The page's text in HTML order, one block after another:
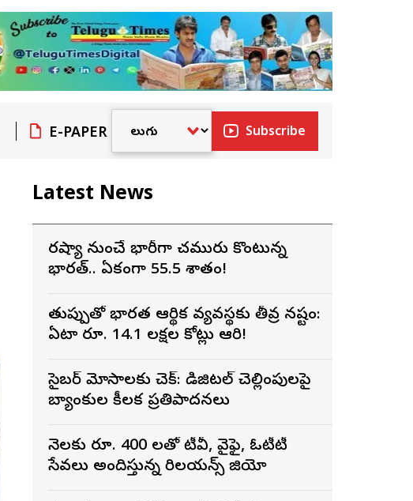
E-PAPER Subscribe
Latest News
రష్యా నుంచే భారీగా చమురు కొంటున్న
భారత్.. ఏకంగా 55.5 శాతం!
తుప్పుతో భారత ఆర్థిక వ్యవస్థకు తీవ్ర నష్టం:
ఏటా రూ. 14.1 లక్షల కోట్లు ఆవిరి!
సైబర్ మోసాలకు చెక్: డిజిటల్ చెల్లింపులపై
బ్యాంకుల కీలక ప్రతిపాదనలు
నెలకు రూ. 400 లతో టీవీ, వైఫై, ఓటీటీ
సేవలు అందిస్తున్న రిలయన్స్ జియో